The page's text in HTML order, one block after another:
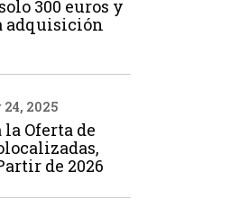
300 euros y
adquisición
24, 2025
la Oferta de
de 2026